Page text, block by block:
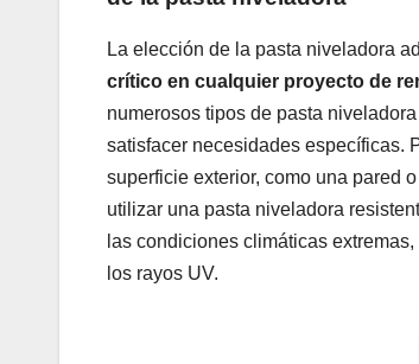
La elección de la pasta niveladora
crítico en cualquier proyecto de
numerosos tipos de pasta
satisfacer necesidades específicas.
superficie exterior, como una pared
utilizar una pasta niveladora
las condiciones climáticas
los rayos UV.